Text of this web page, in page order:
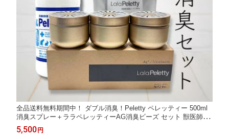
全品送料無料期間中！ ダブル消臭！Peletty ペレッティー 500ml
消臭スプレー＋ララペレッティーAG消臭ビーズ セット 獣医師が
使う プレミアム消臭 長期安定型 抜群の効果と安定性 犬 猫 部屋
壁紙 トイレ 匂い 獣臭 消臭 除菌
5,500 円